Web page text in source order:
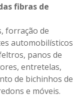
fibras de
forração de
automobilísticos
panos de
entretelas,
de bichinhos de
e móveis.